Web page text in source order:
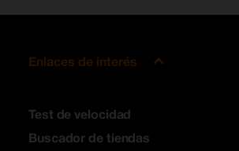
Enlaces de interés
Test de velocidad
Buscador de tiendas